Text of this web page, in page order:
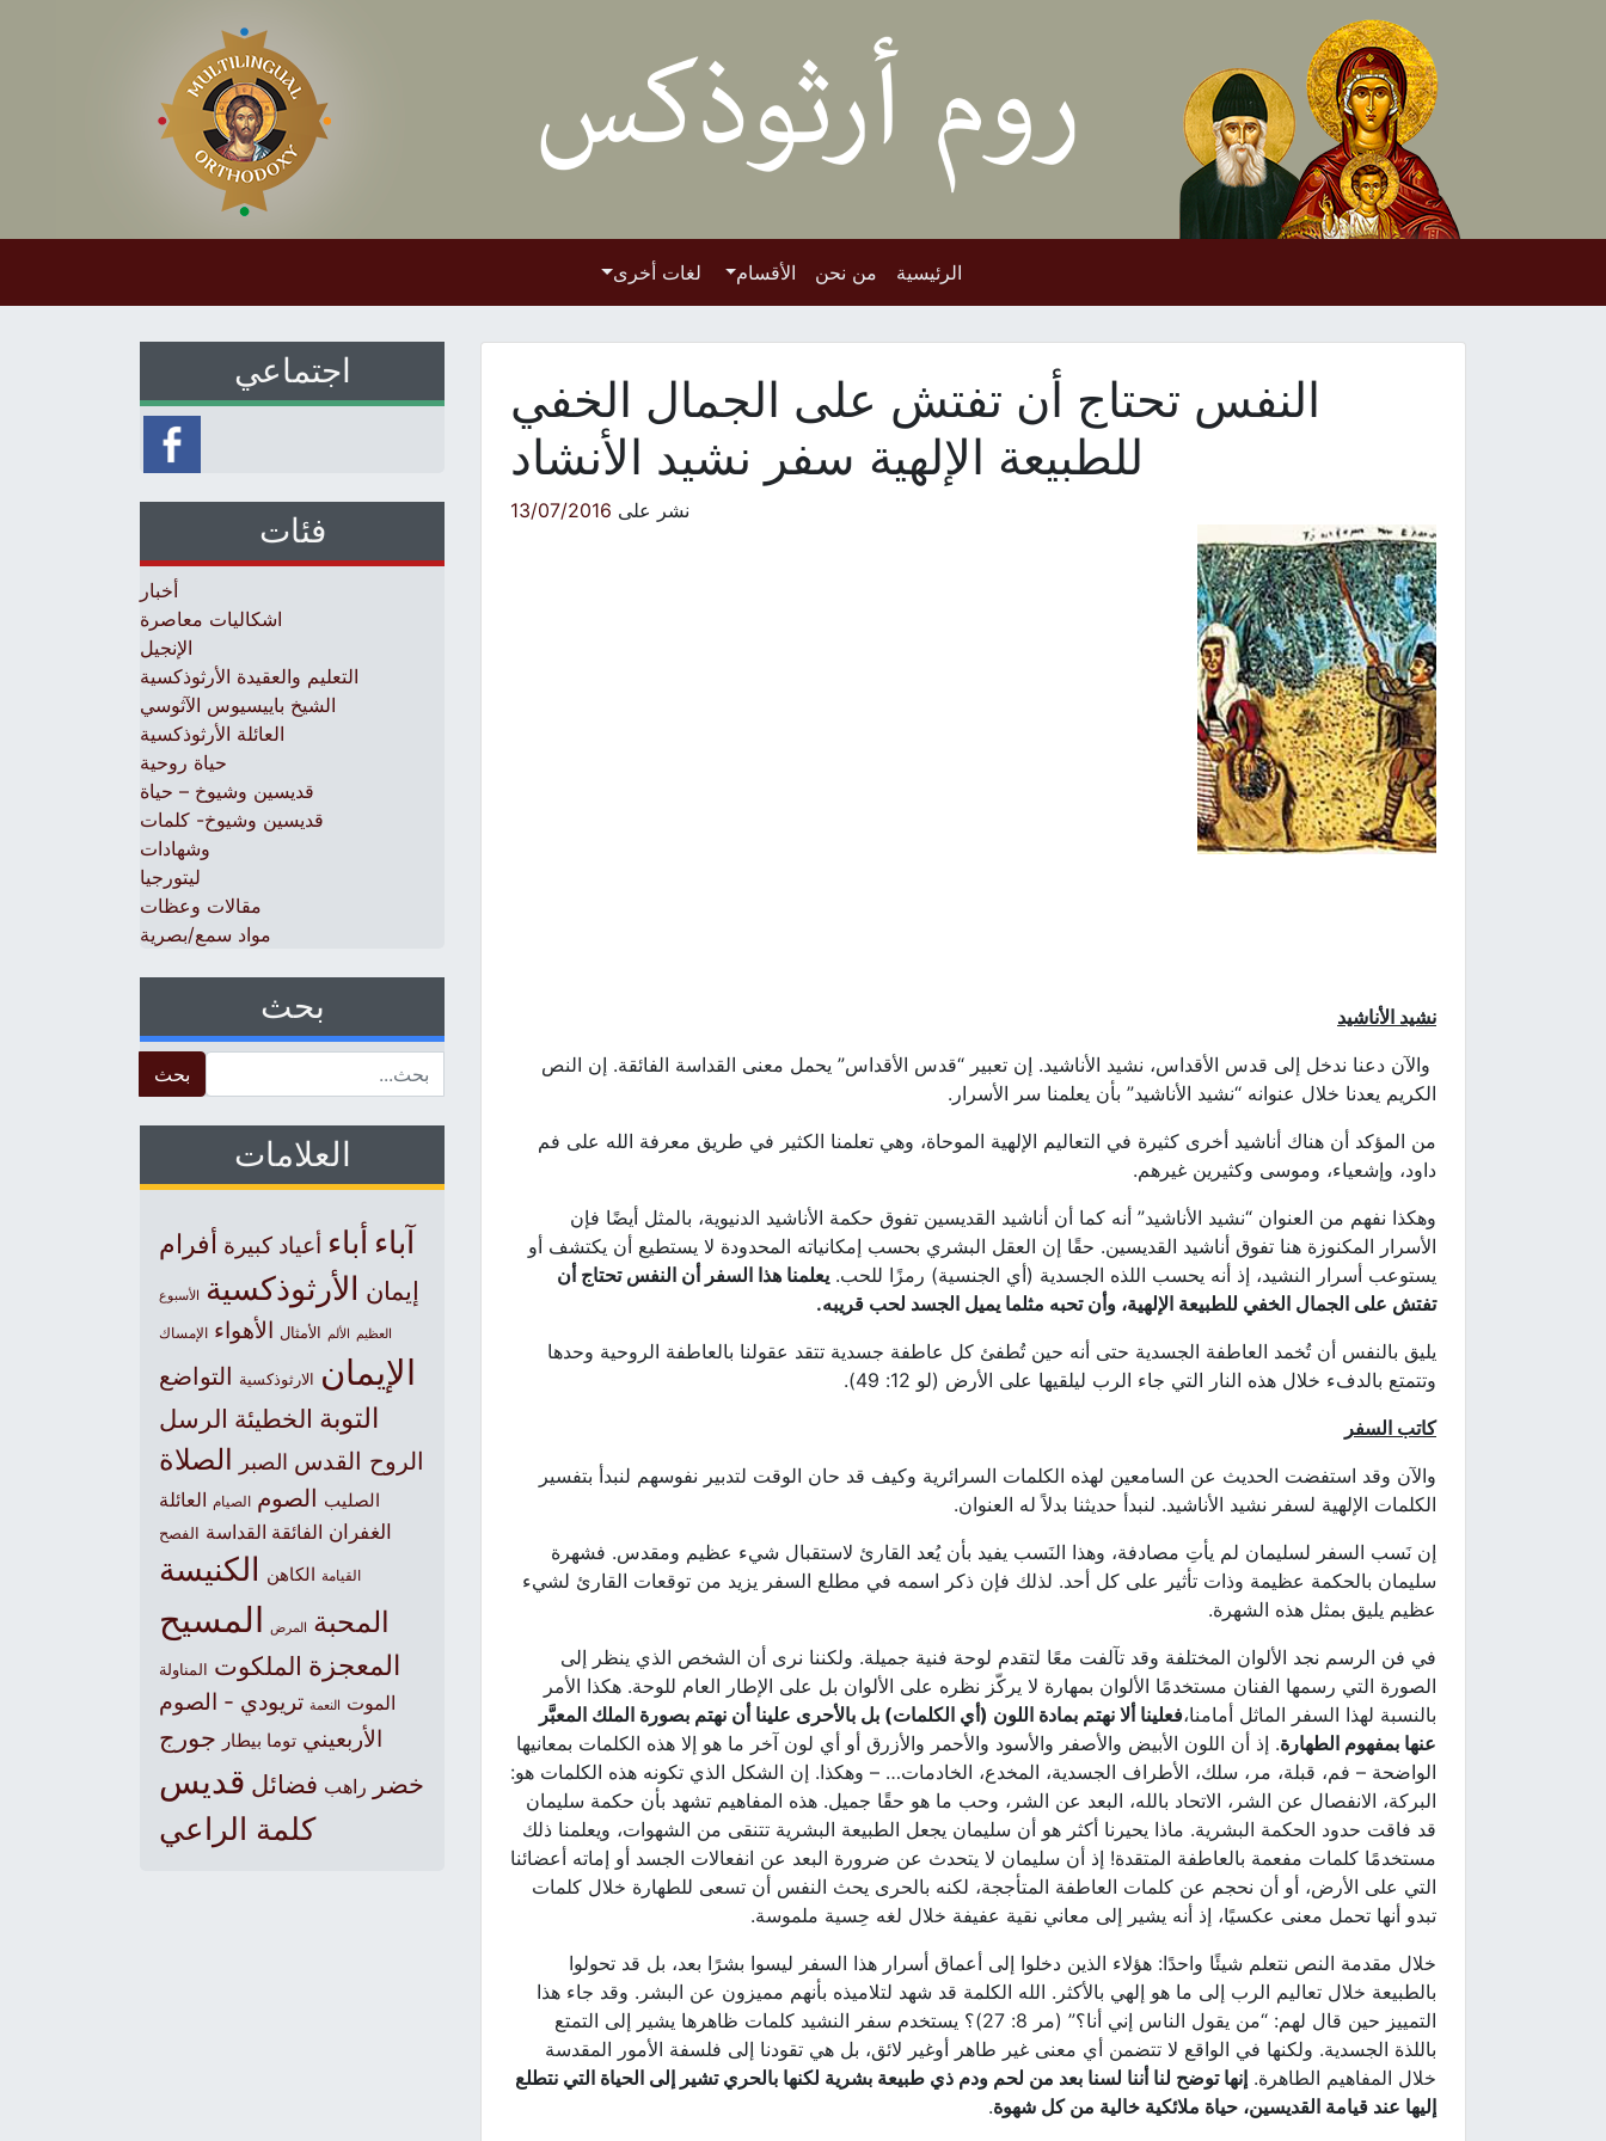
الرئيسية من نحن الأقسام لغات أخرى
النفس تحتاج أن تفتش على الجمال الخفي
للطبيعة الإلهية سفر نشيد الأنشاد
نشر على 13/07/2016
نشيد الأناشيد
والآن دعنا ندخل إلى قدس الأقداس، نشيد الأناشيد. إن تعبير “قدس الأقداس” يحمل معنى القداسة الفائقة. إن النص
الكريم يعدنا خلال عنوانه “نشيد الأناشيد” بأن يعلمنا سر الأسرار.
من المؤكد أن هناك أناشيد أخرى كثيرة في التعاليم الإلهية الموحاة، وهي تعلمنا الكثير في طريق معرفة الله على فم
داود، وإشعياء، وموسى وكثيرين غيرهم.
وهكذا نفهم من العنوان “نشيد الأناشيد” أنه كما أن أناشيد القديسين تفوق حكمة الأناشيد الدنيوية، بالمثل أيضًا فإن
الأسرار المكنوزة هنا تفوق أناشيد القديسين. حقًا إن العقل البشري بحسب إمكانياته المحدودة لا يستطيع أن يكتشف أو
يستوعب أسرار النشيد، إذ أنه يحسب اللذه الجسدية (أي الجنسية) رمزًا للحب. يعلمنا هذا السفر أن النفس تحتاج أن
تفتش على الجمال الخفي للطبيعة الإلهية، وأن تحبه مثلما يميل الجسد لحب قريبه.
يليق بالنفس أن تُخمد العاطفة الجسدية حتى أنه حين تُطفئ كل عاطفة جسدية تتقد عقولنا بالعاطفة الروحية وحدها
وتتمتع بالدفء خلال هذه النار التي جاء الرب ليلقيها على الأرض (لو 12: 49).
كاتب السفر
والآن وقد استفضت الحديث عن السامعين لهذه الكلمات السرائرية وكيف قد حان الوقت لتدبير نفوسهم لنبدأ بتفسير
الكلمات الإلهية لسفر نشيد الأناشيد. لنبدأ حديثنا بدلاً له العنوان.
إن نَسب السفر لسليمان لم يأتِ مصادفة، وهذا النَسب يفيد بأن يُعد القارئ لاستقبال شيء عظيم ومقدس. فشهرة
سليمان بالحكمة عظيمة وذات تأثير على كل أحد. لذلك فإن ذكر اسمه في مطلع السفر يزيد من توقعات القارئ لشيء
عظيم يليق بمثل هذه الشهرة.
في فن الرسم نجد الألوان المختلفة وقد تآلفت معًا لتقدم لوحة فنية جميلة. ولكننا نرى أن الشخص الذي ينظر إلى
الصورة التي رسمها الفنان مستخدمًا الألوان بمهارة لا يركّز نظره على الألوان بل على الإطار العام للوحة. هكذا الأمر
بالنسبة لهذا السفر الماثل أمامنا،فعلينا ألا نهتم بمادة اللون (أي الكلمات) بل بالأحرى علينا أن نهتم بصورة الملك المعبَّر
عنها بمفهوم الطهارة. إذ أن اللون الأبيض والأصفر والأسود والأحمر والأزرق أو أي لون آخر ما هو إلا هذه الكلمات بمعانيها
الواضحة – فم، قبلة، مر، سلك، الأطراف الجسدية، المخدع، الخادمات… – وهكذا. إن الشكل الذي تكونه هذه الكلمات هو:
البركة، الانفصال عن الشر، الاتحاد بالله، البعد عن الشر، وحب ما هو حقًا جميل. هذه المفاهيم تشهد بأن حكمة سليمان
قد فاقت حدود الحكمة البشرية. ماذا يحيرنا أكثر هو أن سليمان يجعل الطبيعة البشرية تتنقى من الشهوات، ويعلمنا ذلك
مستخدمًا كلمات مفعمة بالعاطفة المتقدة! إذ أن سليمان لا يتحدث عن ضرورة البعد عن انفعالات الجسد أو إماته أعضائنا
التي على الأرض، أو أن نحجم عن كلمات العاطفة المتأججة، لكنه بالحرى يحث النفس أن تسعى للطهارة خلال كلمات
تبدو أنها تحمل معنى عكسيًا، إذ أنه يشير إلى معاني نقية عفيفة خلال لغه حِسية ملموسة.
خلال مقدمة النص نتعلم شيئًا واحدًا: هؤلاء الذين دخلوا إلى أعماق أسرار هذا السفر ليسوا بشرًا بعد، بل قد تحولوا
بالطبيعة خلال تعاليم الرب إلى ما هو إلهي بالأكثر. الله الكلمة قد شهد لتلاميذه بأنهم مميزون عن البشر. وقد جاء هذا
التمييز حين قال لهم: “من يقول الناس إني أنا؟” (مر 8: 27)؟ يستخدم سفر النشيد كلمات ظاهرها يشير إلى التمتع
باللذة الجسدية. ولكنها في الواقع لا تتضمن أي معنى غير طاهر أوغير لائق، بل هي تقودنا إلى فلسفة الأمور المقدسة
خلال المفاهيم الطاهرة. إنها توضح لنا أننا لسنا بعد من لحم ودم ذي طبيعة بشرية لكنها بالحري تشير إلى الحياة التي نتطلع
إليها عند قيامة القديسين، حياة ملائكية خالية من كل شهوة.
اجتماعي
فئات
أخبار
اشكاليات معاصرة
الإنجيل
التعليم والعقيدة الأرثوذكسية
الشيخ باييسيوس الآثوسي
العائلة الأرثوذكسية
حياة روحية
قديسين وشيوخ – حياة
قديسين وشيوخ- كلمات
وشهادات
ليتورجيا
مقالات وعظات
مواد سمع/بصرية
بحث
العلامات
آباء أباء أعياد كبيرة أفرام
إيمان الأرثوذكسية الأسبوع
العظيم الألم الأمثال الأهواء الإمساك
الإيمان الارثوذكسية التواضع
التوبة الخطيئة الرسل
الروح القدس الصبر الصلاة
الصليب الصوم الصيام العائلة
الغفران الفائقة القداسة الفصح
القيامة الكاهن الكنيسة
المحبة المرض المسيح
المعجزة الملكوت المناولة
الموت النعمة تريودي - الصوم
الأربعيني توما بيطار جورج
خضر راهب فضائل قديس
كلمة الراعي